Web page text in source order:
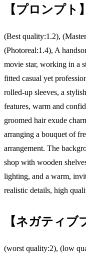
【プロンプト】
(Best quality:1.2),
(Photoreal:1.4), A
movie star, working in a
fitted casual yet
rolled-up sleeves, a
features, warm and
groomed hair exude
arranging a bouquet of
arrangement. The
shop with wooden
lighting, and a warm,
realistic details, high
【ネガティブ
(worst quality:2), (low